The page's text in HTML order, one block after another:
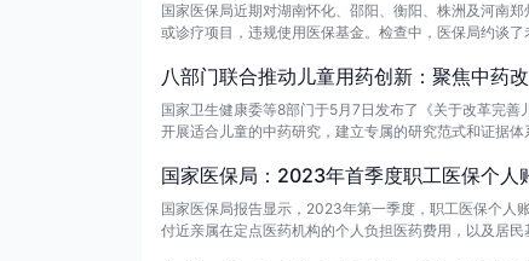
国家医保局近期对湖南怀化、邵阳、衡阳、株洲及河南
或诊疗项目，违规使用医保基金。检查中，医保局约谈
门。
八部门联合推动儿童用药创新：聚焦中药
国家卫生健康委等8部门于5月7日发布了《关于改革完
开展适合儿童的中药研究，建立专属的研究范式和证据
说明书，以提升用药安全性。
国家医保局：2023年首季度职工医保个人
国家医保局报告显示，2023年第一季度，职工医保个人
付近亲属在定点医药机构的个人负担医药费用，以及居